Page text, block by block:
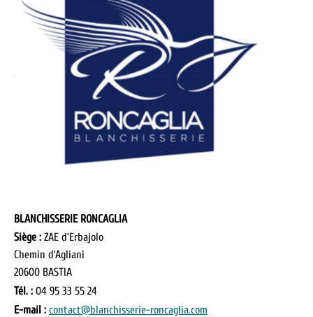
BLANCHISSERIE RONCAGLIA
Siège : ZAE d’Erbajolo
Chemin d’Agliani
20600 BASTIA
Tél. : 04 95 33 55 24
E-mail : contact@blanchisserie-roncaglia.com